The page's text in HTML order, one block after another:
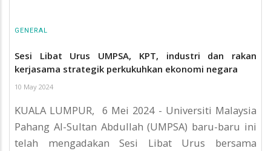
GENERAL
Sesi Libat Urus UMPSA, KPT, industri dan rakan
kerjasama strategik perkukuhkan ekonomi negara
10 May 2024
KUALA LUMPUR, 6 Mei 2024 - Universiti Malaysia
Pahang Al-Sultan Abdullah (UMPSA) baru-baru ini
telah mengadakan Sesi Libat Urus bersama